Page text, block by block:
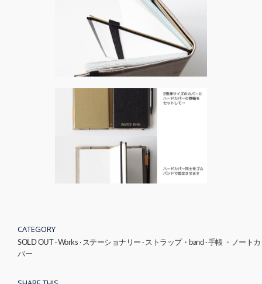
CATEGORY
SOLD OUT ·Works · ステーショナリー · ストラップ・band ·手帳 ・ノートカ
バー